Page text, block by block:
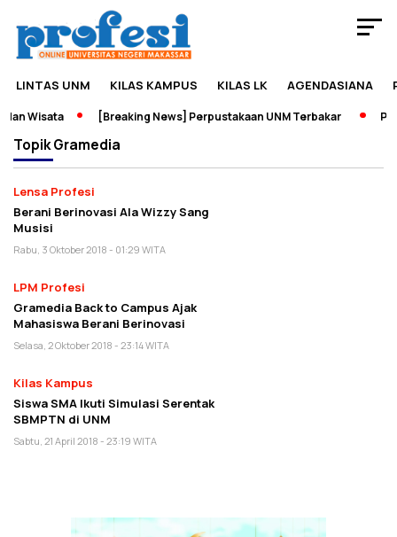
LINTAS UNM KILAS KAMPUS KILAS LK AGENDASIANA
Wisata [Breaking News] Perpustakaan UNM Terbakar
TopikGramedia
Lensa Profesi
Berani Berinovasi Ala Wizzy Sang
Musisi
Rabu, 3 Oktober 2018 - 01:29 WITA
LPM Profesi
Gramedia Back to Campus Ajak
Mahasiswa Berani Berinovasi
Selasa, 2 Oktober 2018 - 23:14 WITA
Kilas Kampus
Siswa SMA Ikuti Simulasi Serentak
SBMPTN di UNM
Sabtu, 21 April 2018 - 23:19 WITA